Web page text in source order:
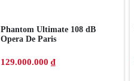
Phantom Ultimate 108 dB
Opera De Paris
129.000.000 ₫